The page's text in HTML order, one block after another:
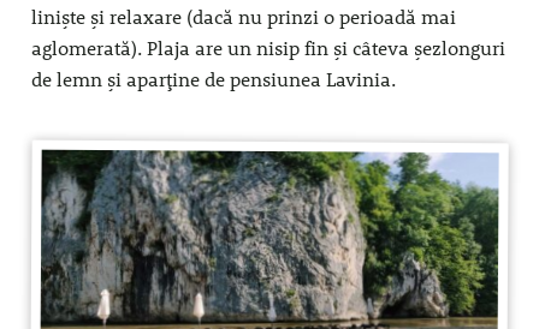
liniște și relaxare (dacă nu prinzi o perioadă mai
aglomerată). Plaja are un nisip fin și câteva șezlonguri
de lemn și aparține de pensiunea Lavinia.